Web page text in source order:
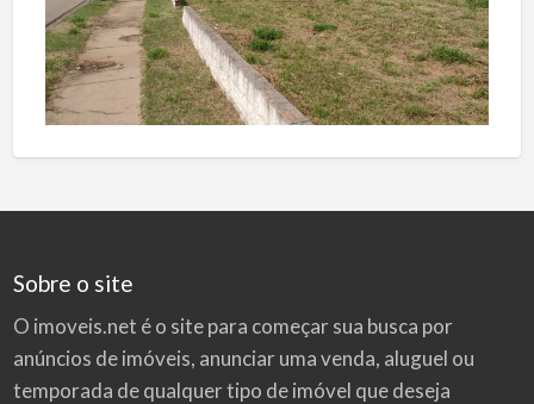
Sobre o site
O imoveis.net é o site para começar sua busca por
anúncios de imóveis, anunciar uma venda, aluguel ou
temporada de qualquer tipo de imóvel que deseja